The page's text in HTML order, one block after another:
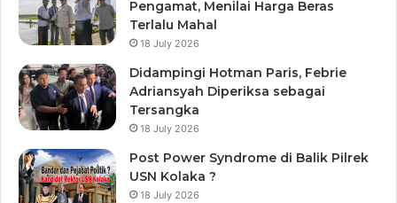
Pengamat, Menilai Harga Beras
Terlalu Mahal
18 July 2026
Didampingi Hotman Paris, Febrie
Adriansyah Diperiksa sebagai
Tersangka
18 July 2026
Post Power Syndrome di Balik Pilrek
USN Kolaka ?
18 July 2026